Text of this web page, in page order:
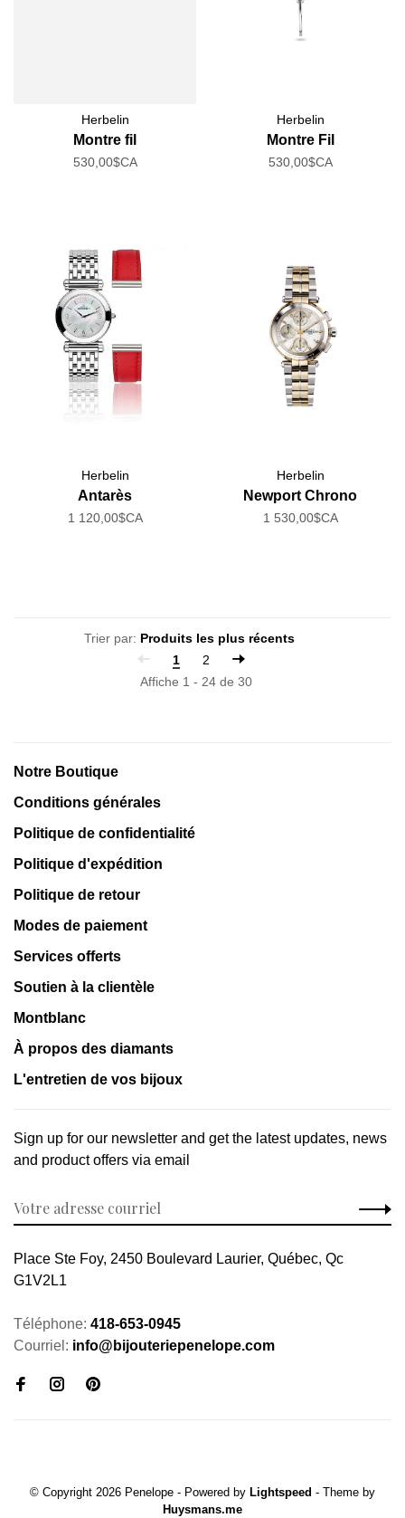
Herbelin
Montre fil
530,00$CA
Herbelin
Montre Fil
530,00$CA
Herbelin
Antarès
1 120,00$CA
Herbelin
Newport Chrono
1 530,00$CA
Trier par:
1
2
Affiche 1 - 24 de 30
Notre Boutique
Conditions générales
Politique de confidentialité
Politique d'expédition
Politique de retour
Modes de paiement
Services offerts
Soutien à la clientèle
Montblanc
À propos des diamants
L'entretien de vos bijoux
Sign up for our newsletter and get the latest updates, news
and product offers via email
Place Ste Foy, 2450 Boulevard Laurier, Québec, Qc
G1V2L1
Téléphone: 418-653-0945
Courriel: info@bijouteriepenelope.com
© Copyright 2026 Penelope - Powered by Lightspeed - Theme by
Huysmans.me